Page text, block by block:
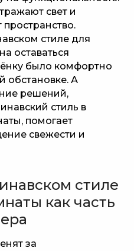
свет и
стиле для
оставаться
было комфортно
обстановке. А
решений,
стиль в
помогает
свежести и
стиле
как часть
за
81,